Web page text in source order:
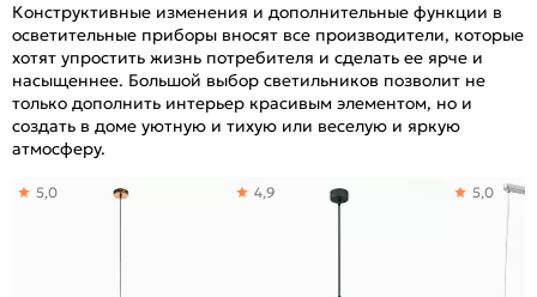
Конструктивные изменения и дополнительные функции в
осветительные приборы вносят все производители, которые
хотят упростить жизнь потребителя и сделать ее ярче и
насыщеннее. Большой выбор светильников позволит не
только дополнить интерьер красивым элементом, но и
создать в доме уютную и тихую или веселую и яркую
атмосферу.
5,0 4,9 5,0